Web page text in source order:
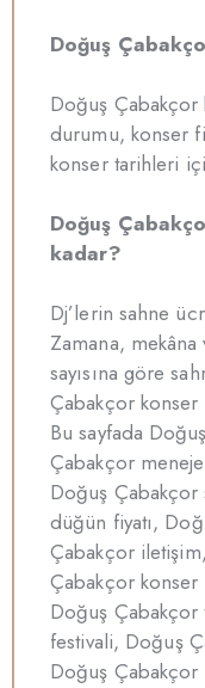
Doğuş
Doğuş
durumu, konser
konser tarihleri
Doğuş
kadar?
Dj’lerin sahne
Zamana,
sayısına göre
Çabakçor
Bu sayfada
Çabakçor
Doğuş
düğün fiyatı,
Çabakçor
Çabakçor
Doğuş
festivali, Doğuş
Doğuş Çabakçor